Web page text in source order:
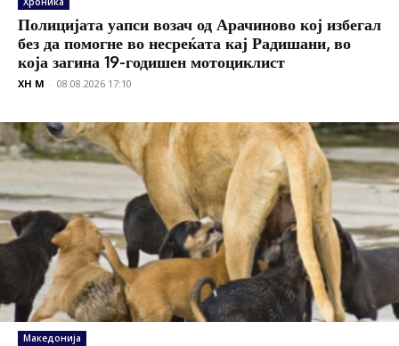
Полицијата уапси возач од Арачиново кој избегал
без да помогне во несреќата кај Радишани, во
која загина 19-годишен мотоциклист
XH M - 08.08.2026 17:10
Македонија